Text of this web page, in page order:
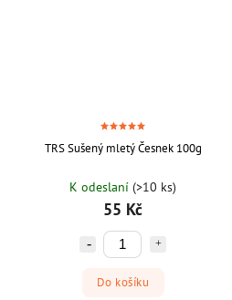
TRS Sušený mletý Česnek 100g
K odeslaní (>10 ks)
55 Kč
Do košíku